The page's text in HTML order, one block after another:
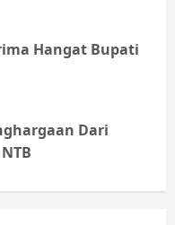
Hangat Bupati
Dari